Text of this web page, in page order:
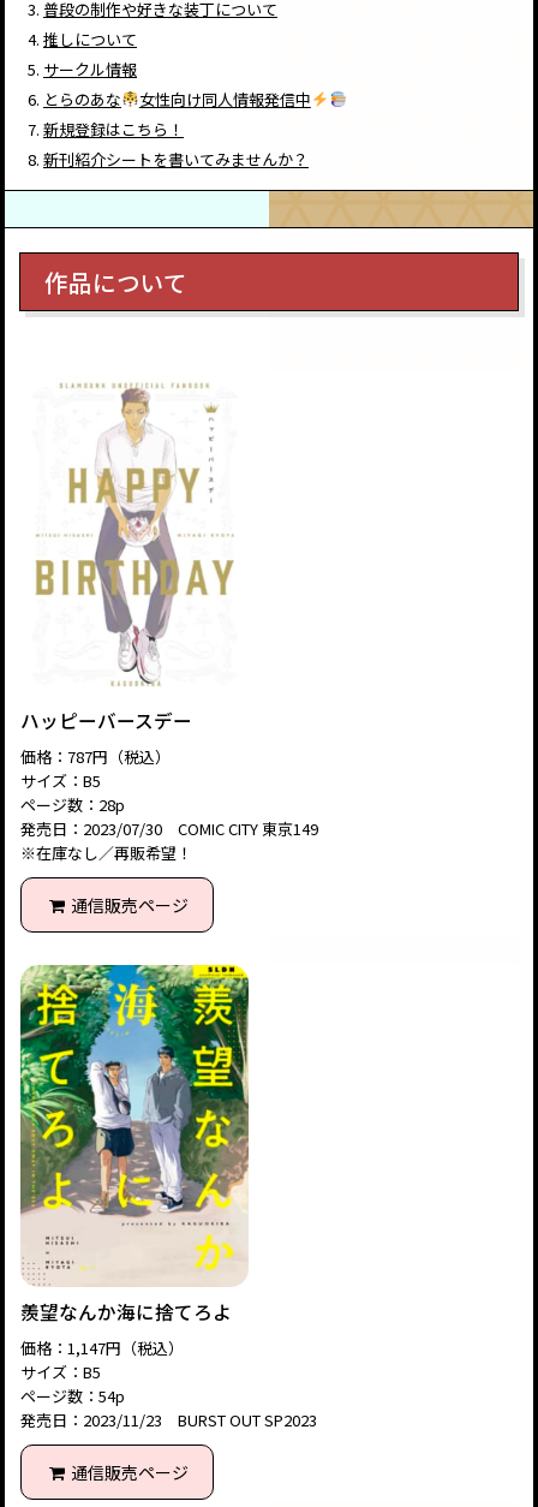
普段の制作や好きな装丁について
推しについて
サークル情報
とらのあな
女性向け同人情報発信中
新規登録はこちら！
新刊紹介シートを書いてみませんか？
作品について
ハッピーバースデー
価格：787円（税込）
サイズ：B5
ページ数：28p
発売日：2023/07/30 COMIC CITY 東京149
※在庫なし／再販希望！
通信販売ページ
羨望なんか海に捨てろよ
価格：1,147円（税込）
サイズ：B5
ページ数：54p
発売日：2023/11/23 BURST OUT SP2023
通信販売ページ